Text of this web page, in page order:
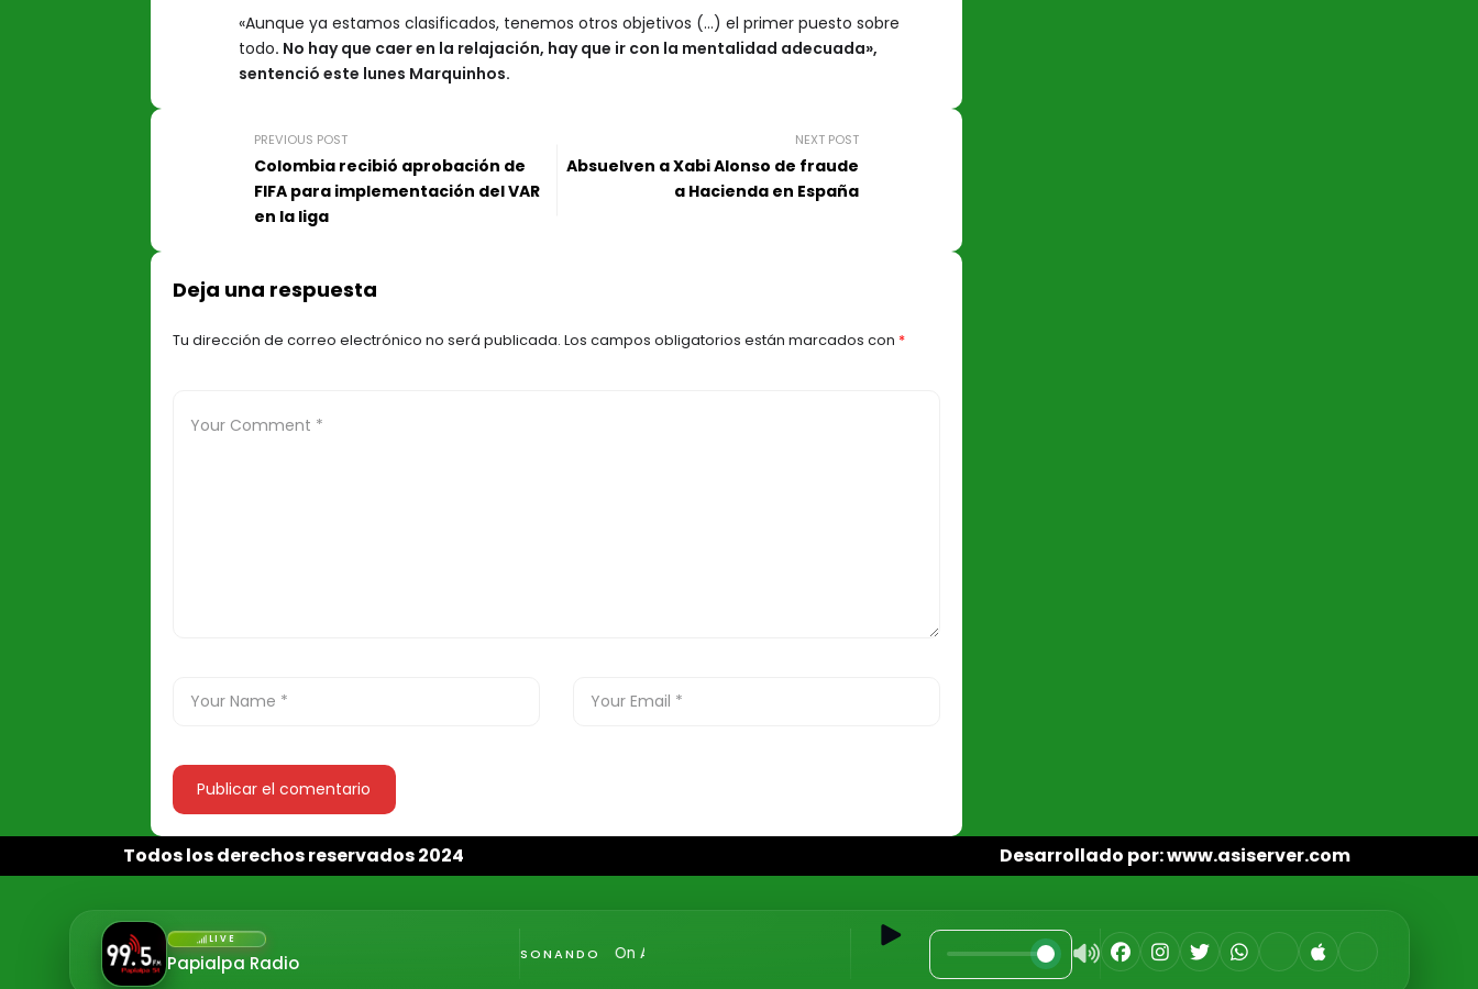
«Aunque ya estamos clasificados, tenemos otros objetivos (…) el primer puesto sobre
todo. No hay que caer en la relajación, hay que ir con la mentalidad adecuada»,
sentenció este lunes Marquinhos.
PREVIOUS POST
Colombia recibió aprobación de
FIFA para implementación del VAR
en la liga
NEXT POST
Absuelven a Xabi Alonso de fraude
a Hacienda en España
Deja una respuesta
Tu dirección de correo electrónico no será publicada. Los campos obligatorios están marcados con *
Todos los derechos reservados 2024 Desarrollado por: www.asiserver.com
LIVE
Papialpa Radio SONANDO On Air